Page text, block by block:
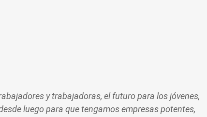
y trabajadoras, el futuro para los jóvenes,
luego para que tengamos empresas potentes,